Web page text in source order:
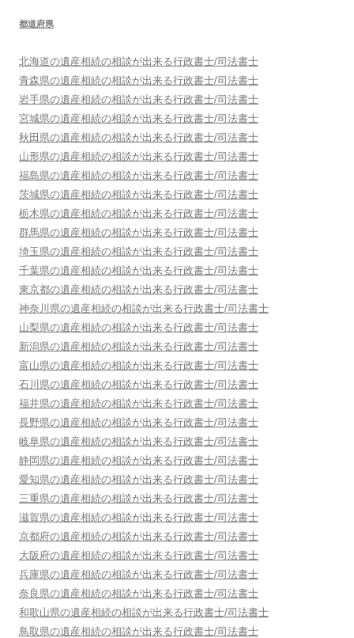
都道府県
北海道の遺産相続の相談が出来る行政書士/司法書士
青森県の遺産相続の相談が出来る行政書士/司法書士
岩手県の遺産相続の相談が出来る行政書士/司法書士
宮城県の遺産相続の相談が出来る行政書士/司法書士
秋田県の遺産相続の相談が出来る行政書士/司法書士
山形県の遺産相続の相談が出来る行政書士/司法書士
福島県の遺産相続の相談が出来る行政書士/司法書士
茨城県の遺産相続の相談が出来る行政書士/司法書士
栃木県の遺産相続の相談が出来る行政書士/司法書士
群馬県の遺産相続の相談が出来る行政書士/司法書士
埼玉県の遺産相続の相談が出来る行政書士/司法書士
千葉県の遺産相続の相談が出来る行政書士/司法書士
東京都の遺産相続の相談が出来る行政書士/司法書士
神奈川県の遺産相続の相談が出来る行政書士/司法書士
山梨県の遺産相続の相談が出来る行政書士/司法書士
新潟県の遺産相続の相談が出来る行政書士/司法書士
富山県の遺産相続の相談が出来る行政書士/司法書士
石川県の遺産相続の相談が出来る行政書士/司法書士
福井県の遺産相続の相談が出来る行政書士/司法書士
長野県の遺産相続の相談が出来る行政書士/司法書士
岐阜県の遺産相続の相談が出来る行政書士/司法書士
静岡県の遺産相続の相談が出来る行政書士/司法書士
愛知県の遺産相続の相談が出来る行政書士/司法書士
三重県の遺産相続の相談が出来る行政書士/司法書士
滋賀県の遺産相続の相談が出来る行政書士/司法書士
京都府の遺産相続の相談が出来る行政書士/司法書士
大阪府の遺産相続の相談が出来る行政書士/司法書士
兵庫県の遺産相続の相談が出来る行政書士/司法書士
奈良県の遺産相続の相談が出来る行政書士/司法書士
和歌山県の遺産相続の相談が出来る行政書士/司法書士
鳥取県の遺産相続の相談が出来る行政書士/司法書士